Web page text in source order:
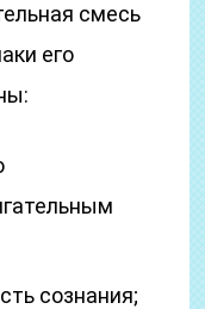
смесь
его
сознания;